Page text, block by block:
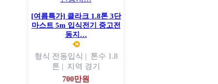
[여름특가] 클라크 1.8톤 3단
마스트 5m 입식전기 중고전
동지…
형식 전동입식 | 톤수 1.8
톤 | 지역 경기
700만원